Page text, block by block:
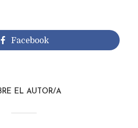
Facebook
EL AUTOR/A